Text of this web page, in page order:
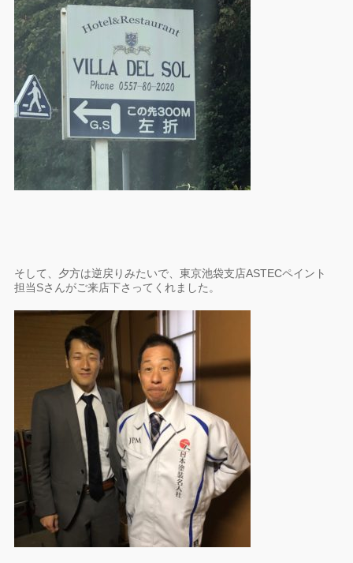
そして、夕方は逆戻りみたいで、東京池袋支店ASTECペイント
担当Sさんがご来店下さってくれました。